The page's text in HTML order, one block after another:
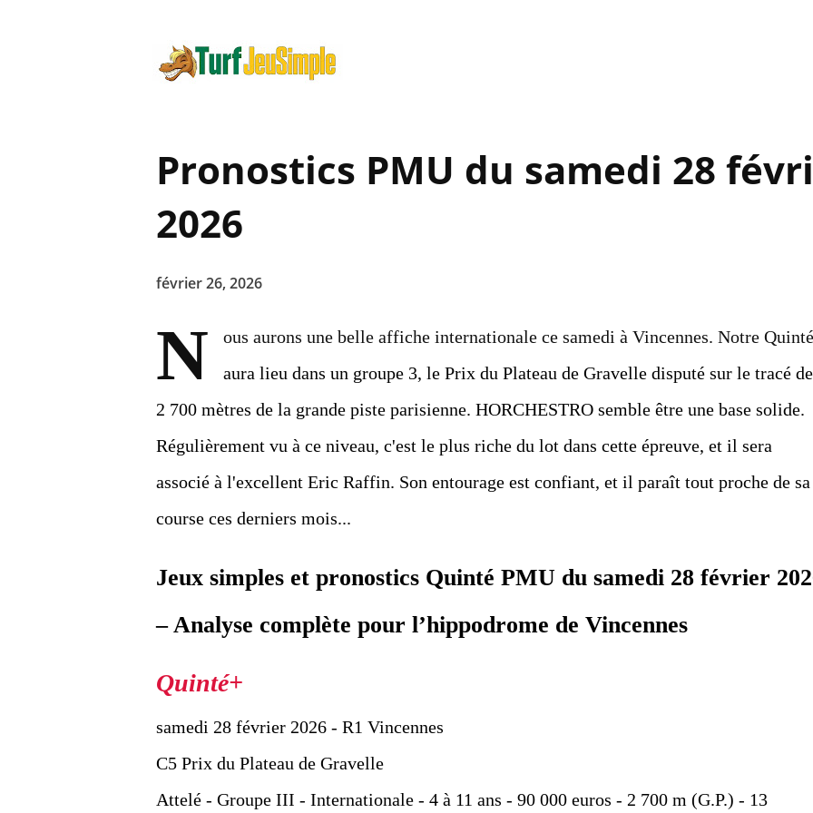
Pronostics PMU du samedi 28
2026
février 26, 2026
N
ous aurons une belle affiche internationale ce samedi à Vincennes. Notre
aura lieu dans un groupe 3, le Prix du Plateau de Gravelle disputé sur le tracé
2 700 mètres de la grande piste parisienne. HORCHESTRO semble être une base solide.
Régulièrement vu à ce niveau, c'est le plus riche du lot dans cette épreuve, et il sera
associé à l'excellent Eric Raffin. Son entourage est confiant, et il paraît tout proche de sa
course ces derniers mois...
Jeux simples et pronostics Quinté PMU du samedi 28 février
– Analyse complète pour l’hippodrome de Vincennes
samedi 28 février 2026 - R1 Vincennes
C5 Prix du Plateau de Gravelle
Attelé - Groupe III - Internationale - 4 à 11 ans - 90 000 euros - 2 700 m (G.P.) - 13